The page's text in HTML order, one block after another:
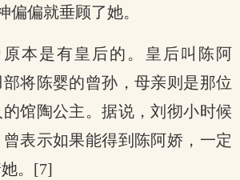
偏偏就垂顾了她。
本是有皇后的。皇后叫陈阿
将陈婴的曾孙，母亲则是那位
馆陶公主。据说，刘彻小时候
表示如果能得到陈阿娇，一定
。[7]